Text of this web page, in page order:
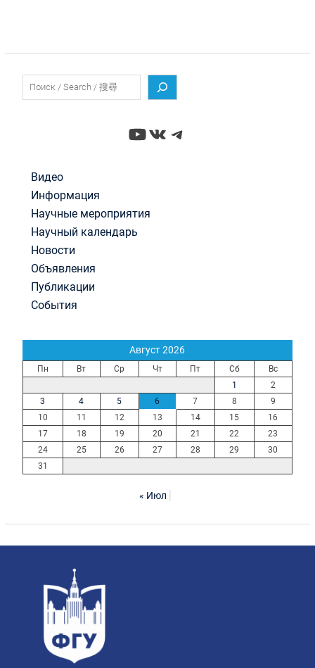
YouTube
ВКонтакте
Telegram
Видео
Информация
Научные мероприятия
Научный календарь
Новости
Объявления
Публикации
События
Август 2026
Пн Вт Ср Чт Пт Сб
Вс
1
2
3
4 5 6 7 8
9
10
11 12 13 14 15
16
17
18 19 20 21 22
23
24
25 26 27 28 29
30
31
« Июл